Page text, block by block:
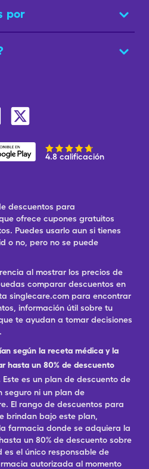
por
4.8 calificación
descuentos para
ofrece cupones gratuitos
Puedes usarlo aun si tienes
o no, pero no se puede
al mostrar los precios de
comparar descuentos en
singlecare.com para encontrar
información útil sobre tu
te ayudan a tomar decisiones
según la receta médica y la
hasta un 80% de descuento
Este es un plan de descuento de
seguro ni un plan de
El rango de descuentos para
brindan bajo este plan,
farmacia donde se adquiera la
un 80% de descuento sobre
es el único responsable de
autorizada al momento